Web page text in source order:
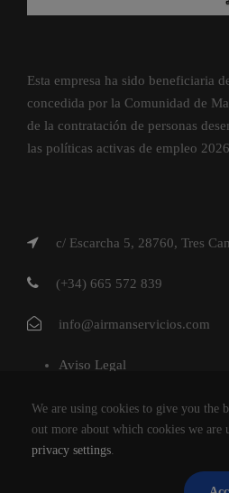
Esta empresa ha sido beneficiaria
concedida por la Comunidad de
de la contratación de personas
las políticas activas de empleo 2026
c/ Escarcha 5, 28760, Tres
(+34) 665 572 839
info@airmanservicios.com
Aviso Legal
Política de Cookies
AIRMAN SERVICIOS DE
We are using cookies to give you the
out more about which cookies we
privacy settings.